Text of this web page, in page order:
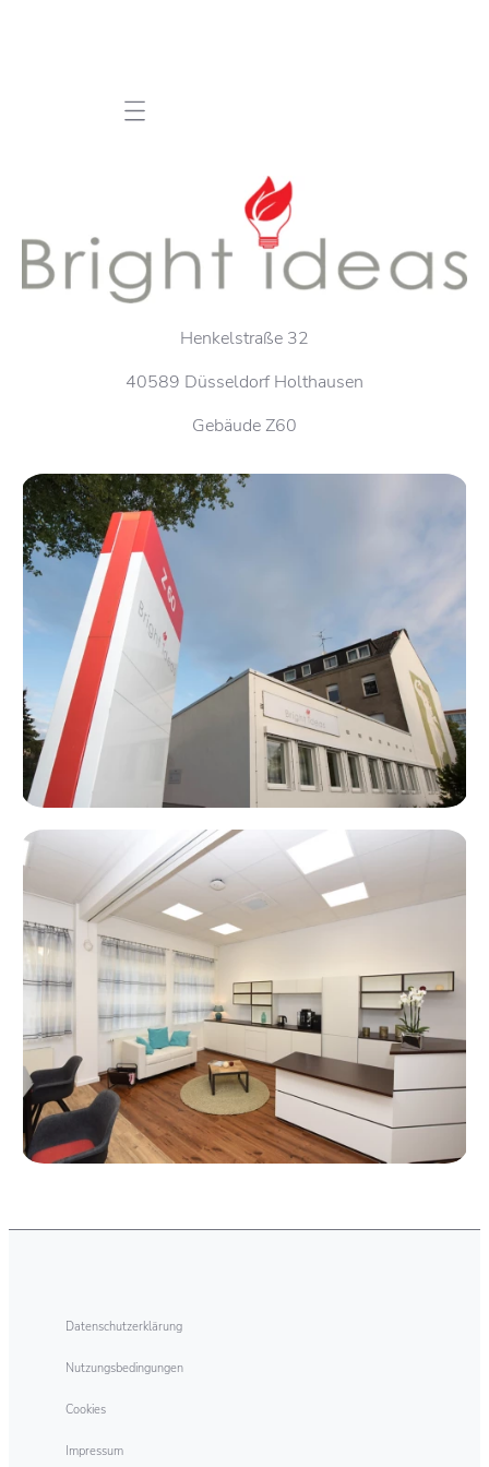
Mobile navigation
Henkelstraße 32
40589 Düsseldorf Holthausen
Gebäude Z60
Datenschutzerklärung
Nutzungsbedingungen
Cookies
Impressum